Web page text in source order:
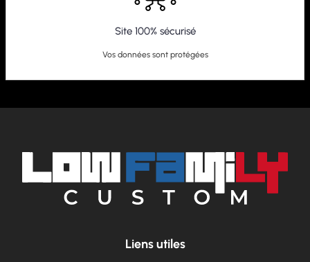
Site 100% sécurisé
Vos données sont protégées
Liens utiles